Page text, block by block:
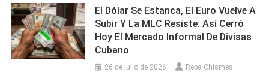
El Dólar Se Estanca, El Euro Vuelve A
Subir Y La MLC Resiste: Así Cerró
Hoy El Mercado Informal De Divisas
Cubano
26 de julio de 2026 Repa Chismes